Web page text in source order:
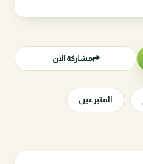
مشاركة الان
المتبرعين